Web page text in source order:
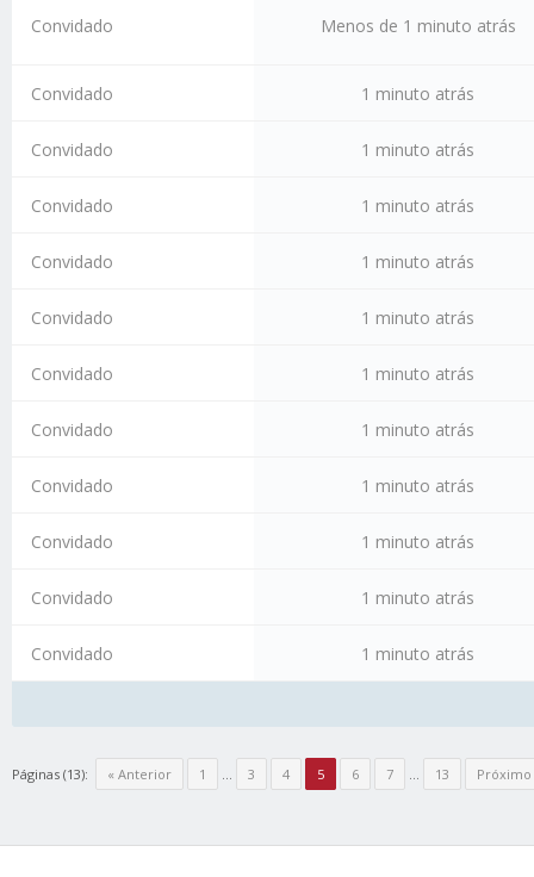
Convidado Menos de 1 minuto atrás
Convidado 1 minuto atrás
Convidado 1 minuto atrás
Convidado 1 minuto atrás
Convidado 1 minuto atrás
Convidado 1 minuto atrás
Convidado 1 minuto atrás
Convidado 1 minuto atrás
Convidado 1 minuto atrás
Convidado 1 minuto atrás
Convidado 1 minuto atrás
Convidado 1 minuto atrás
Páginas (13): « Anterior 1 … 3 4 5 6 7 … 13 Próximo